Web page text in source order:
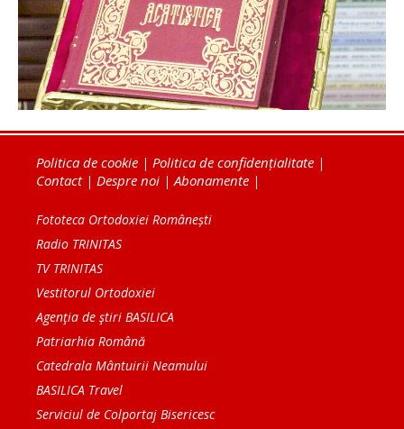
Politica de cookie | Politica de confidențialitate |
Contact| Despre noi | Abonamente |
Fototeca Ortodoxiei Românești
Radio TRINITAS
TV TRINITAS
Vestitorul Ortodoxiei
Agenţia de ştiri BASILICA
Patriarhia Română
Catedrala Mântuirii Neamului
BASILICA Travel
Serviciul de Colportaj Bisericesc